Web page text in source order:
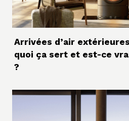
Arrivées d’air
quoi ça sert et est-ce
?